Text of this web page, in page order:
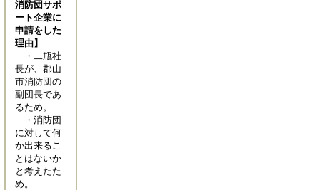
消防団サポ
ート企業に
申請をした
理由】
・二瓶社
長が、郡山
市消防団の
副団長であ
るため。
・消防団
に対して何
か出来るこ
とはないか
と考えたた
め。